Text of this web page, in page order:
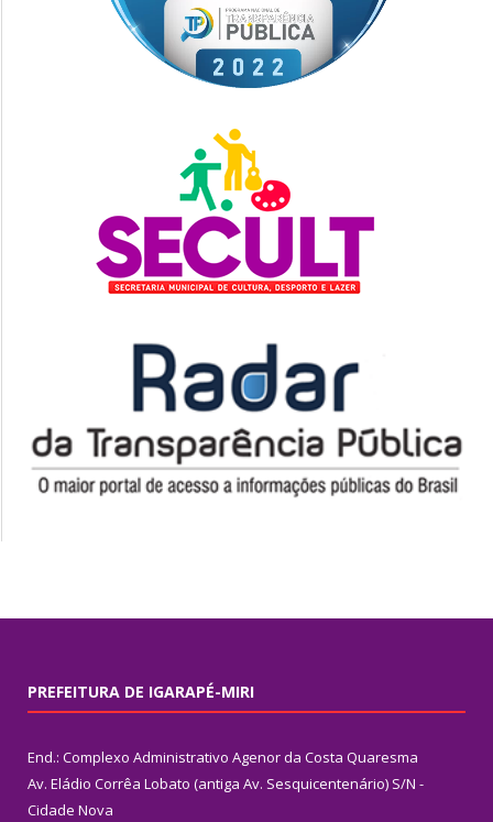
PREFEITURA DE IGARAPÉ-MIRI
End.: Complexo Administrativo Agenor da Costa Quaresma
Av. Eládio Corrêa Lobato (antiga Av. Sesquicentenário) S/N -
Cidade Nova